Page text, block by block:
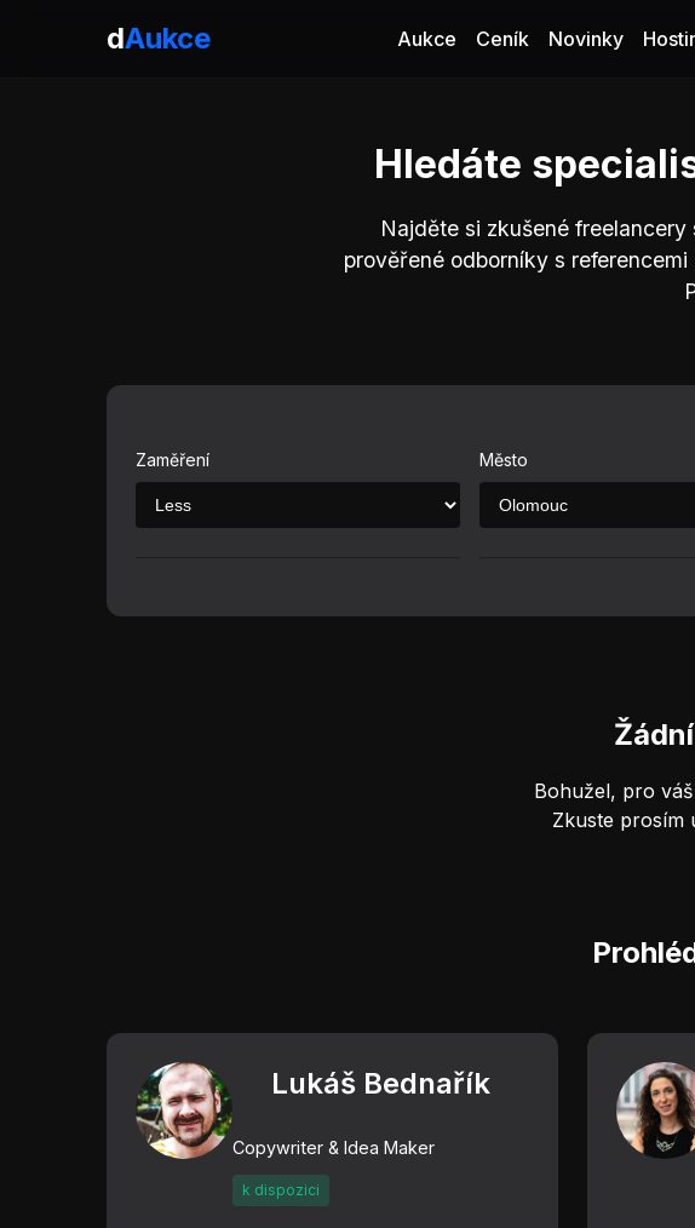
dAukce Aukce Ceník Novinky
Hledáte
Najděte si zkušené
prověřené odborníky s
Zaměření Město
Bohužel, pro
Zkuste prosím
Lukáš Bednařík
Copywriter & Idea Maker
k dispozici